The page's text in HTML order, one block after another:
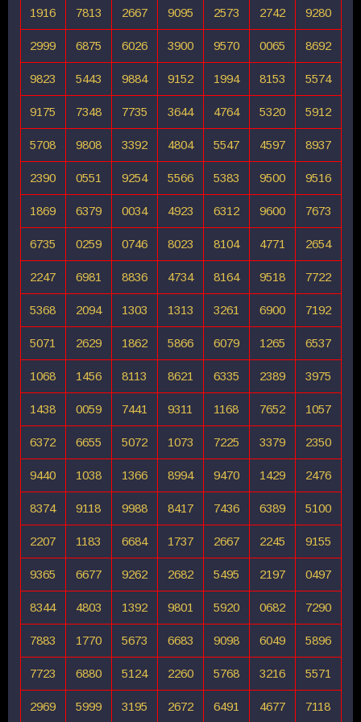
1916 7813 2667 9095 2573 2742 9280
2999 6875 6026 3900 9570 0065 8692
9823 5443 9884 9152 1994 8153 5574
9175 7348 7735 3644 4764 5320 5912
5708 9808 3392 4804 5547 4597 8937
2390 0551 9254 5566 5383 9500 9516
1869 6379 0034 4923 6312 9600 7673
6735 0259 0746 8023 8104 4771 2654
2247 6981 8836 4734 8164 9518 7722
5368 2094 1303 1313 3261 6900 7192
5071 2629 1862 5866 6079 1265 6537
1068 1456 8113 8621 6335 2389 3975
1438 0059 7441 9311 1168 7652 1057
6372 6655 5072 1073 7225 3379 2350
9440 1038 1366 8994 9470 1429 2476
8374 9118 9988 8417 7436 6389 5100
2207 1183 6684 1737 2667 2245 9155
9365 6677 9262 2682 5495 2197 0497
8344 4803 1392 9801 5920 0682 7290
7883 1770 5673 6683 9098 6049 5896
7723 6880 5124 2260 5768 3216 5571
2969 5999 3195 2672 6491 4677 7118